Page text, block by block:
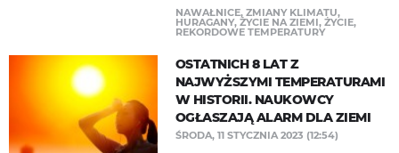
NAWAŁNICE, ZMIANY KLIMATU,
HURAGANY, ŻYCIE NA ZIEMI, ŻYCIE,
REKORDOWE TEMPERATURY
OSTATNICH 8 LAT Z
NAJWYŻSZYMI TEMPERATURAMI
W HISTORII. NAUKOWCY
OGŁASZAJĄ ALARM DLA ZIEMI
ŚRODA, 11 STYCZNIA 2023 (12:54)